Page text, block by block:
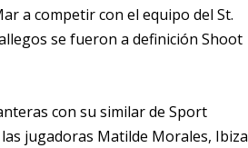
a competir con el equipo del St.
se fueron a definición Shoot
con su similar de Sport
jugadoras Matilde Morales, Ibiza